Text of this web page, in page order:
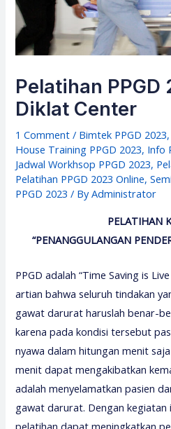
Pelatihan PPGD
Diklat Center
1 Comment / Bimtek PPGD 2023,
House Training PPGD 2023, Info
Jadwal Workhsop PPGD 2023,
Pelatihan PPGD 2023 Online,
PPGD 2023 / ByAdministrator
PELATIHAN
“PENANGGULANGAN
PPGD adalah “Time Saving is
artian bahwa seluruh tindakan
gawat darurat haruslah benar-
karena pada kondisi tersebut
nyawa dalam hitungan menit
menit dapat mengakibatkan
adalah menyelamatkan pasien
gawat darurat. Dengan kegiatan
pelatihan dapat meningkatkan